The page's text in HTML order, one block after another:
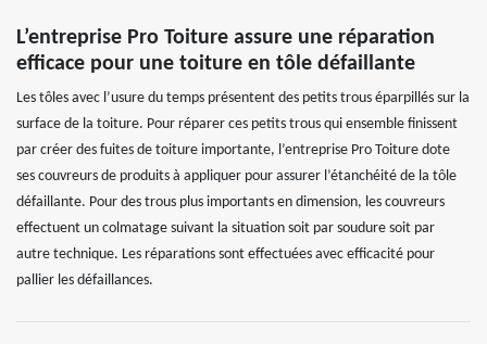
L’entreprise Pro Toiture assure une réparation
efficace pour une toiture en tôle défaillante
Les tôles avec l’usure du temps présentent des petits trous éparpillés sur la
surface de la toiture. Pour réparer ces petits trous qui ensemble finissent
par créer des fuites de toiture importante, l’entreprise Pro Toiture dote
ses couvreurs de produits à appliquer pour assurer l’étanchéité de la tôle
défaillante. Pour des trous plus importants en dimension, les couvreurs
effectuent un colmatage suivant la situation soit par soudure soit par
autre technique. Les réparations sont effectuées avec efficacité pour
pallier les défaillances.